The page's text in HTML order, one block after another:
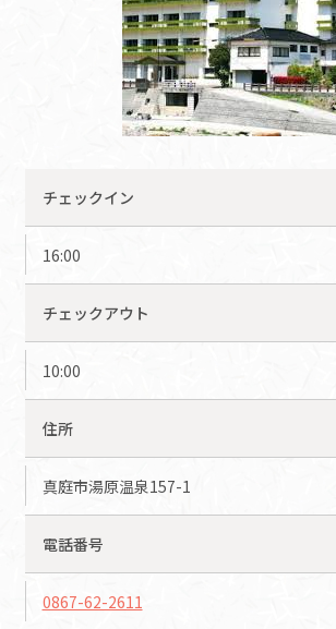
チェックイン
16:00
チェックアウト
10:00
住所
真庭市湯原温泉157-1
電話番号
0867-62-2611